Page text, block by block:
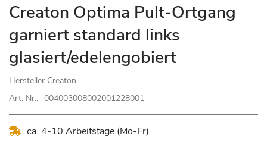
Zum
Anfang
der
Bildgalerie
springen
Creaton Optima Pult-Ortgang
garniert standard links
glasiert/edelengobiert
Hersteller Creaton
Art. Nr.: 004003008002001228001
ca. 4-10 Arbeitstage (Mo-Fr)